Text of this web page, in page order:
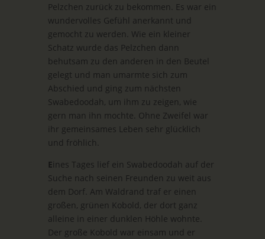
Pelzchen zurück zu bekommen. Es war ein
wundervolles Gefühl anerkannt und
gemocht zu werden. Wie ein kleiner
Schatz wurde das Pelzchen dann
behutsam zu den anderen in den Beutel
gelegt und man umarmte sich zum
Abschied und ging zum nächsten
Swabedoodah, um ihm zu zeigen, wie
gern man ihn mochte. Ohne Zweifel war
ihr gemeinsames Leben sehr glücklich
und fröhlich.
Eines Tages lief ein Swabedoodah auf der
Suche nach seinen Freunden zu weit aus
dem Dorf. Am Waldrand traf er einen
großen, grünen Kobold, der dort ganz
alleine in einer dunklen Höhle wohnte.
Der große Kobold war einsam und er